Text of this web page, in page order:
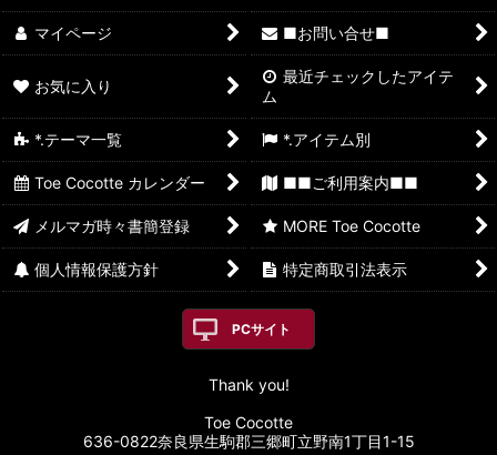
マイページ ■お問い合せ■
お気に入り
最近チェックしたアイテ
ム
*.テーマ一覧 *.アイテム別
Toe Cocotte カレンダー ■■ご利用案内■■
メルマガ時々書簡登録 MORE Toe Cocotte
個人情報保護方針 特定商取引法表示
PCサイト
Thank you!
Toe Cocotte
636-0822奈良県生駒郡三郷町立野南1丁目1-15